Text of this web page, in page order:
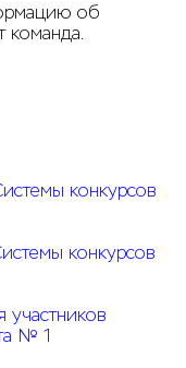
об
команда.
конкурсов
конкурсов
участников
№ 1